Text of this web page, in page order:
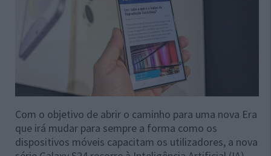
Com o objetivo de abrir o caminho para uma nova Era
que irá mudar para sempre a forma como os
dispositivos móveis capacitam os utilizadores, a nova